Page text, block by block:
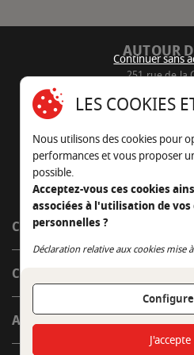
AUTOUR
251 rue de la
05 45
Nous envoyer
CÔTÉ OUTDOOR
CÔTÉ INDOOR
AUTOUR DE LA TABLE
Continuer sans
LES COOKIES
Nous utilisons des cookies pour
performances et vous proposer
possible.
Acceptez-vous ces cookies
associées à l'utilisation de vos
personnelles ?
Déclaration relative aux cookies mise
Continuer sans
J'accepte